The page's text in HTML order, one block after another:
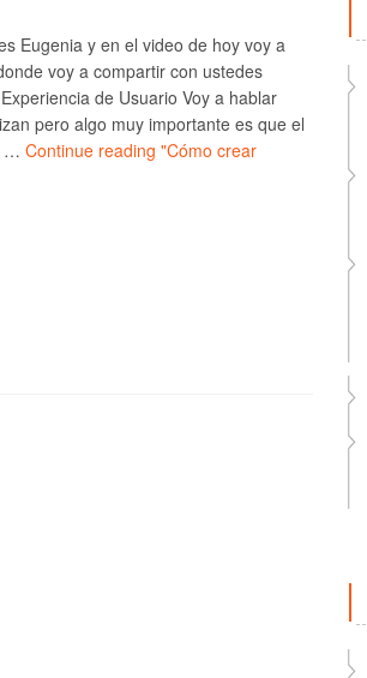
Eugenia y en el video de hoy voy a
voy a compartir con ustedes
de Usuario Voy a hablar
pero algo muy importante es que el
… Continue reading "Cómo crear